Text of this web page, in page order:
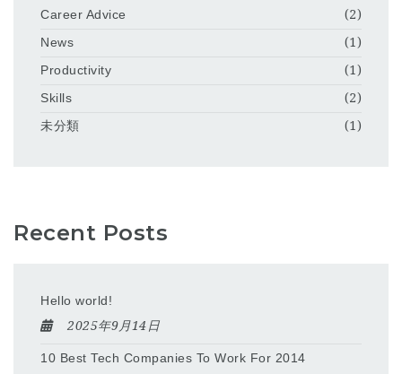
Career Advice
(2)
News
(1)
Productivity
(1)
Skills
(2)
未分類
(1)
Recent Posts
Hello world!
2025年9月14日
10 Best Tech Companies To Work For 2014